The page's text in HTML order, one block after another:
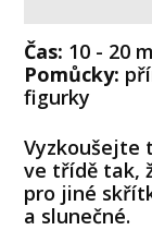
Čas: 10 - 20
Pomůcky:
figurky
Vyzkoušejte
ve třídě tak,
pro jiné
a slunečné.